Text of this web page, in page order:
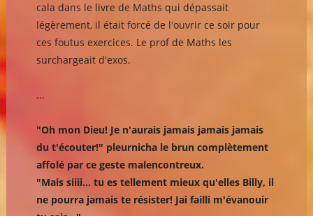
cala dans le livre de Maths qui dépassait
légèrement, il était forcé de l'ouvrir ce soir pour
ces foutus exercices. Le prof de Maths les
surchargeait d'exos.
...
"Oh mon Dieu! Je n'aurais jamais jamais jamais
du t'écouter!" pleurnicha le brun complètement
affolé par ce geste malencontreux.
"Mais siiii... tu es tellement mieux qu'elles Billy, il
ne pourra jamais te résister! Jai failli m'évanouir